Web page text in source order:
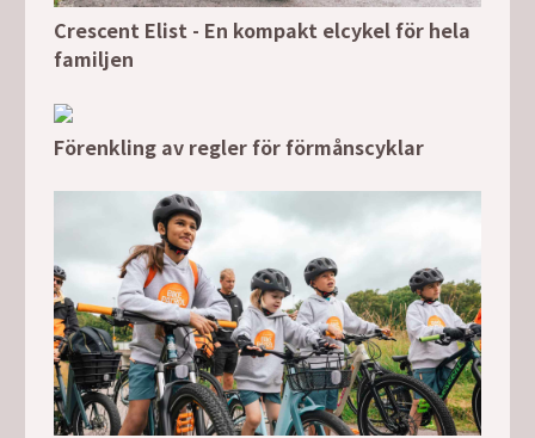
Crescent Elist - En kompakt elcykel för hela
familjen
Förenkling av regler för förmånscyklar